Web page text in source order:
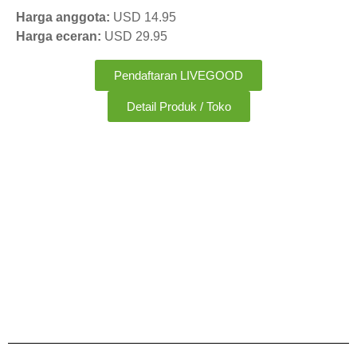
Harga anggota: USD 14.95
Harga eceran: USD 29.95
Pendaftaran LIVEGOOD
Detail Produk / Toko